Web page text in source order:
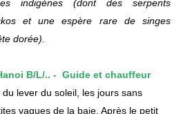
indigènes (dont des serpents
et une espère rare de singes
dorée).
B/L/.. - Guide et chauffeur
lever du soleil, les jours sans
vagues de la baie. Après le petit